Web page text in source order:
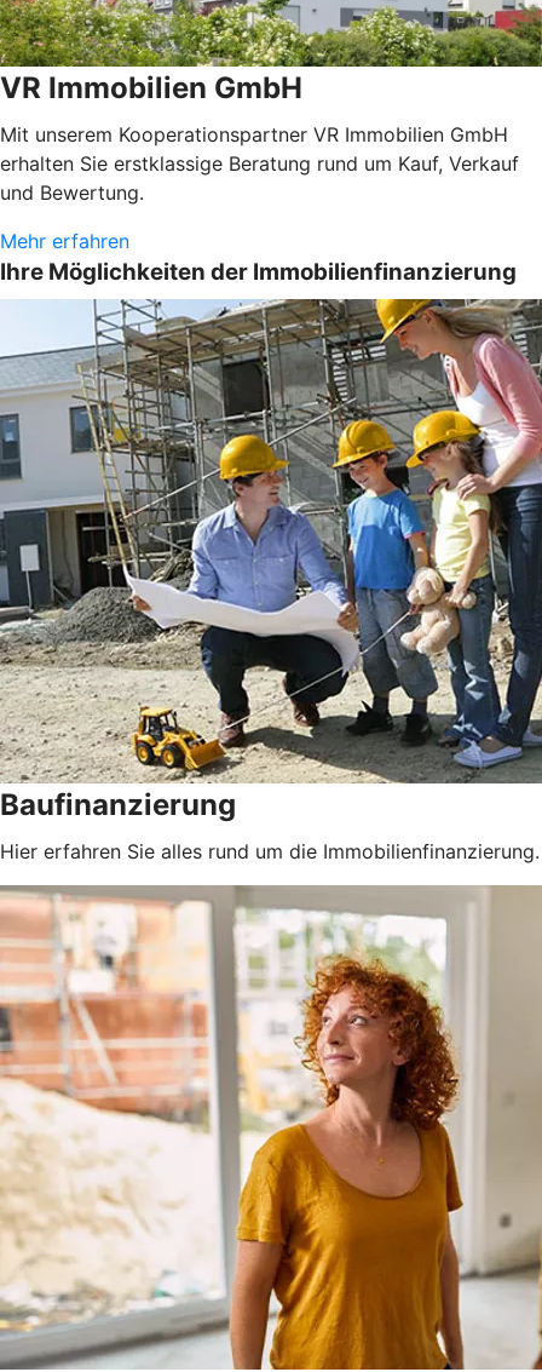
VR Immobilien GmbH
Mit unserem Kooperationspartner VR Immobilien GmbH
erhalten Sie erstklassige Beratung rund um Kauf, Verkauf
und Bewertung.
Mehr erfahren
Ihre Möglichkeiten der Immobilienfinanzierung
Baufinanzierung
Hier erfahren Sie alles rund um die Immobilienfinanzierung.